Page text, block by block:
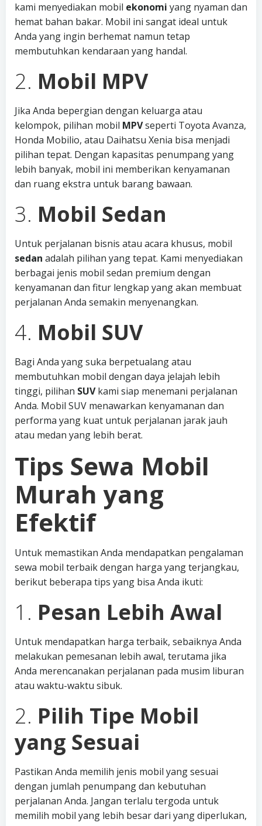
kami menyediakan mobil ekonomi yang nyaman dan
hemat bahan bakar. Mobil ini sangat ideal untuk
Anda yang ingin berhemat namun tetap
membutuhkan kendaraan yang handal.
2. Mobil MPV
Jika Anda bepergian dengan keluarga atau
kelompok, pilihan mobil MPVseperti Toyota Avanza,
Honda Mobilio, atau Daihatsu Xenia bisa menjadi
pilihan tepat. Dengan kapasitas penumpang yang
lebih banyak, mobil ini memberikan kenyamanan
dan ruang ekstra untuk barang bawaan.
3. Mobil Sedan
Untuk perjalanan bisnis atau acara khusus, mobil
sedan adalah pilihan yang tepat. Kami menyediakan
berbagai jenis mobil sedan premium dengan
kenyamanan dan fitur lengkap yang akan membuat
perjalanan Anda semakin menyenangkan.
4. Mobil SUV
Bagi Anda yang suka berpetualang atau
membutuhkan mobil dengan daya jelajah lebih
tinggi, pilihan SUVkami siap menemani perjalanan
Anda. Mobil SUV menawarkan kenyamanan dan
performa yang kuat untuk perjalanan jarak jauh
atau medan yang lebih berat.
Tips Sewa Mobil
Murah yang
Efektif
Untuk memastikan Anda mendapatkan pengalaman
sewa mobil terbaik dengan harga yang terjangkau,
berikut beberapa tips yang bisa Anda ikuti:
1. Pesan Lebih Awal
Untuk mendapatkan harga terbaik, sebaiknya Anda
melakukan pemesanan lebih awal, terutama jika
Anda merencanakan perjalanan pada musim liburan
atau waktu-waktu sibuk.
2. Pilih Tipe Mobil
yang Sesuai
Pastikan Anda memilih jenis mobil yang sesuai
dengan jumlah penumpang dan kebutuhan
perjalanan Anda. Jangan terlalu tergoda untuk
memilih mobil yang lebih besar dari yang diperlukan,